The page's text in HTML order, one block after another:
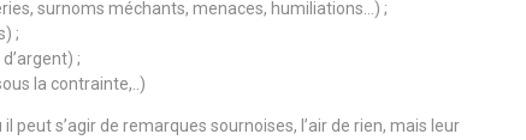
surnoms méchants, menaces, humiliations…) ;
;
;
la contrainte,..)
peut s’agir de remarques sournoises, l’air de rien, mais leur